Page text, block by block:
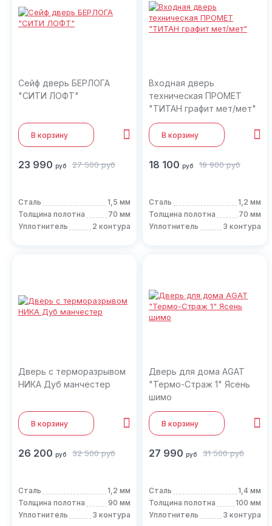
Сейф дверь БЕРЛОГА
"СИТИ ЛОФТ"
В корзину
23 990 руб 27 500 руб
Сталь
1,5 мм
Толщина полотна
70 мм
Уплотнитель
2 контура
Входная дверь
техническая ПРОМЕТ
"ТИТАН графит мет/мет"
В корзину
18 100 руб 19 900 руб
Сталь
1,2 мм
Толщина полотна
70 мм
Уплотнитель
3 контура
Дверь с терморазрывом
НИКА Дуб манчестер
В корзину
26 200 руб 32 500 руб
Сталь
1,2 мм
Толщина полотна
90 мм
Уплотнитель
3 контура
Дверь для дома AGAT
"Термо-Страж 1" Ясень
шимо
В корзину
27 990 руб 31 500 руб
Сталь
1,4 мм
Толщина полотна
100 мм
Уплотнитель
3 контура